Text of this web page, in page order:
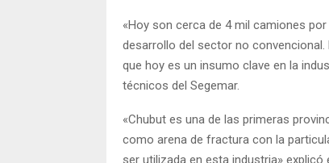
«Hoy son cerca de 4 mil camiones
desarrollo del sector no
que hoy es un insumo clave en la
técnicos del Segemar.
«Chubut es una de las primeras
como arena de fractura con la